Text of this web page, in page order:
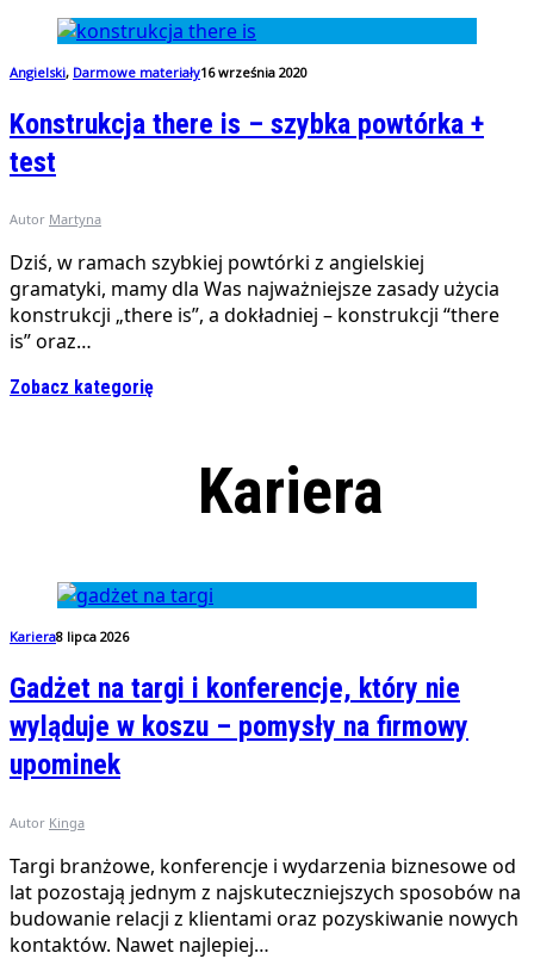
Angielski, Darmowe materiały16 września 2020
Konstrukcja there is – szybka powtórka +
test
Autor Martyna
Dziś, w ramach szybkiej powtórki z angielskiej
gramatyki, mamy dla Was najważniejsze zasady użycia
konstrukcji „there is”, a dokładniej – konstrukcji “there
is” oraz…
Zobacz kategorię
Kariera
Kariera8 lipca 2026
Gadżet na targi i konferencje, który nie
wyląduje w koszu – pomysły na firmowy
upominek
Autor Kinga
Targi branżowe, konferencje i wydarzenia biznesowe od
lat pozostają jednym z najskuteczniejszych sposobów na
budowanie relacji z klientami oraz pozyskiwanie nowych
kontaktów. Nawet najlepiej…